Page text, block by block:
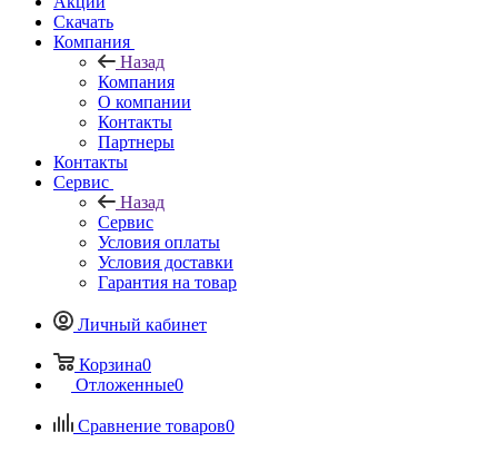
Скачать
Компания
Назад
Компания
О компании
Контакты
Партнеры
Контакты
Сервис
Назад
Сервис
Условия оплаты
Условия доставки
Гарантия на товар
Личный кабинет
Корзина0
Отложенные0
Сравнение товаров0